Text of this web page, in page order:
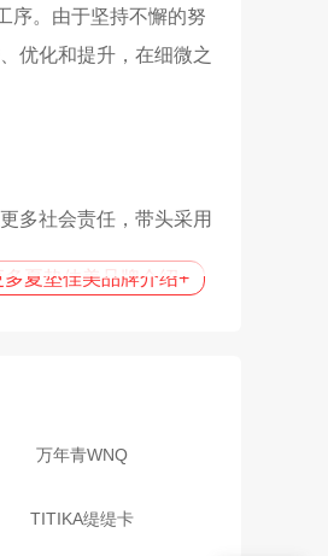
序。由于坚持不懈的努
优化和提升，在细微之
多社会责任，带头采用
公司的整体形象。佳
荷兰、瑞典、比利
为全世界人的健康做
多夏垫佳美品牌介绍+
万年青WNQ
TITIKA缇缇卡